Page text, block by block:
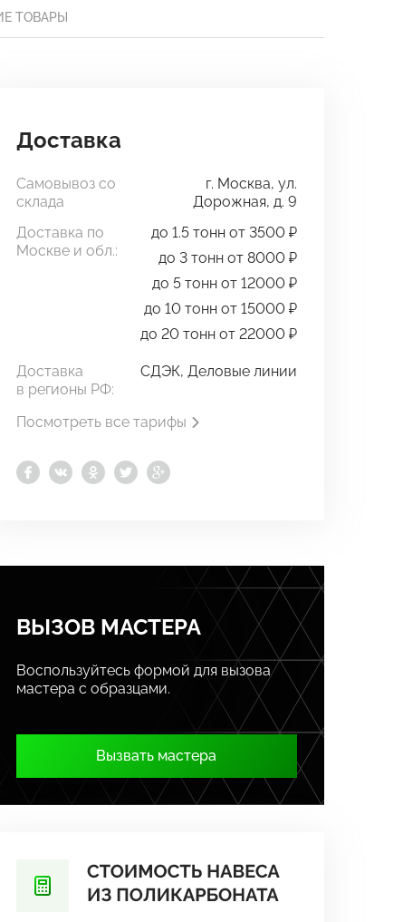
ТОВАРЫ
Доставка
Самовывоз со
склада
г. Москва, ул.
Дорожная, д. 9
Доставка по
Москве и обл.:
до 1.5 тонн от 3500 ₽
до 3 тонн от 8000 ₽
до 5 тонн от 12000 ₽
до 10 тонн от 15000 ₽
до 20 тонн от 22000 ₽
Доставка
в регионы РФ:
СДЭК, Деловые линии
Посмотреть все тарифы
ВЫЗОВ МАСТЕРА
Воспользуйтесь формой для вызова
мастера с образцами.
Вызвать мастера